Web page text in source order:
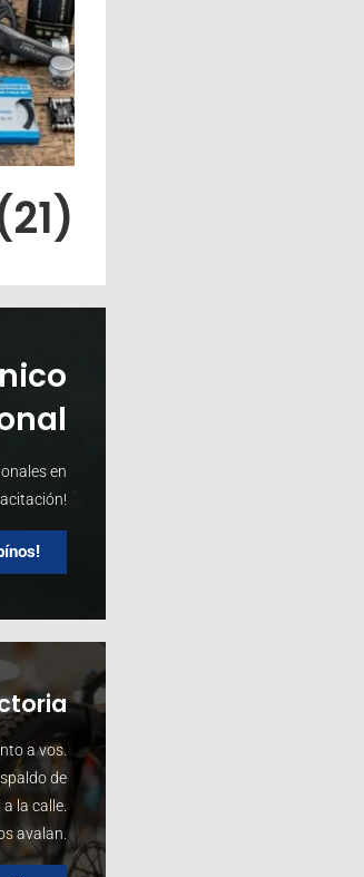
en
a vos.
de
la calle.
avalan.